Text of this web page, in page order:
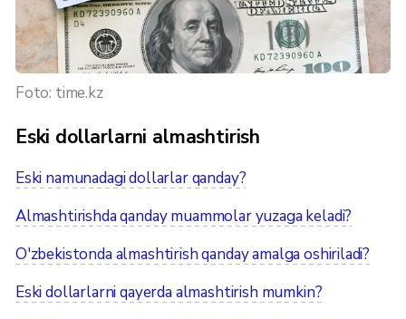
Foto: time.kz
Eski dollarlarni almashtirish
Eski namunadagi dollarlar qanday?
Almashtirishda qanday muammolar yuzaga keladi?
O'zbekistonda almashtirish qanday amalga oshiriladi?
Eski dollarlarni qayerda almashtirish mumkin?